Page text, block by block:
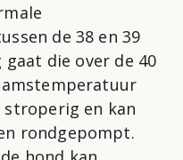
de 38 en 39
die over de 40
stroperig en kan
rondgepompt.